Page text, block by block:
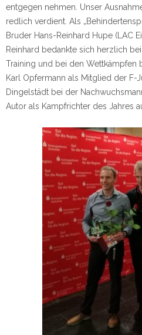
entgegen nehmen. Unser
redlich verdient. Als
Bruder Hans-Reinhard Hupe (LAC
Reinhard bedankte sich herzlich
Training und bei den Wettkämpfen
Karl Opfermann als Mitglied der F-
Dingelstädt bei der
Autor als Kampfrichter des Jahres